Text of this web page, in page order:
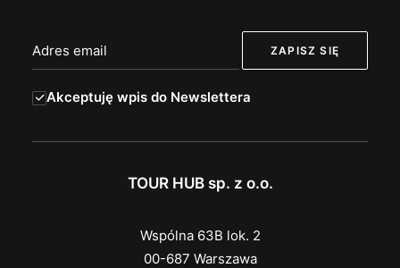
Akceptuję wpis do Newslettera
TOUR HUB sp. z o.o.
Wspólna 63B lok. 2
00-687 Warszawa